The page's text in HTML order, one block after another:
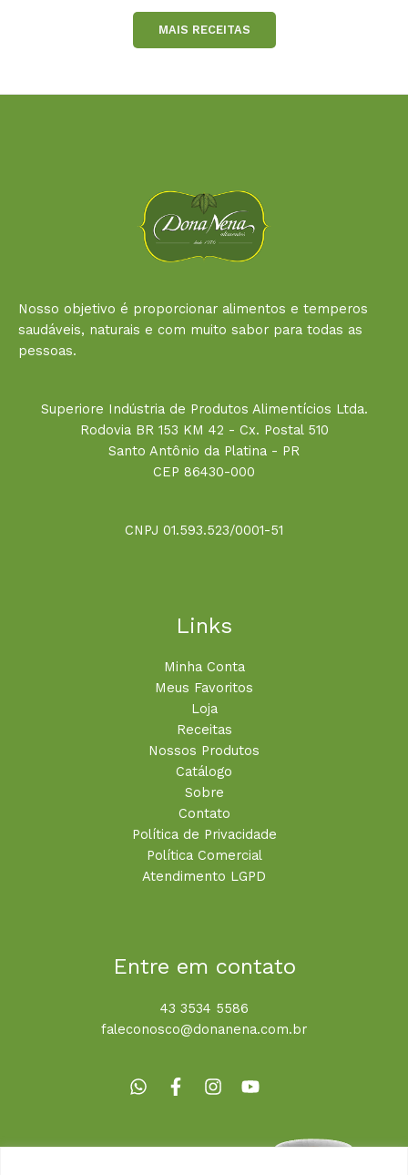
MAIS RECEITAS
Nosso objetivo é proporcionar alimentos e temperos
saudáveis, naturais e com muito sabor para todas as
pessoas.
Superiore Indústria de Produtos Alimentícios Ltda.
Rodovia BR 153 KM 42 - Cx. Postal 510
Santo Antônio da Platina - PR
CEP 86430-000
CNPJ 01.593.523/0001-51
Links
Minha Conta
Meus Favoritos
Loja
Receitas
Nossos Produtos
Catálogo
Sobre
Contato
Política de Privacidade
Política Comercial
Atendimento LGPD
Entre em contato
43 3534 5586
faleconosco@donanena.com.br